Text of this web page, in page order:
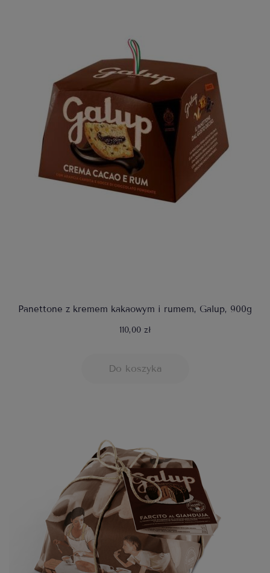
Panettone z kremem kakaowym i rumem, Galup, 900g
110,00 zł
Do koszyka